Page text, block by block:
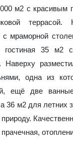
м2 с красивым
с мраморной
гостиная 35
Наверху
одна из
ещё две
36 м2 для летних